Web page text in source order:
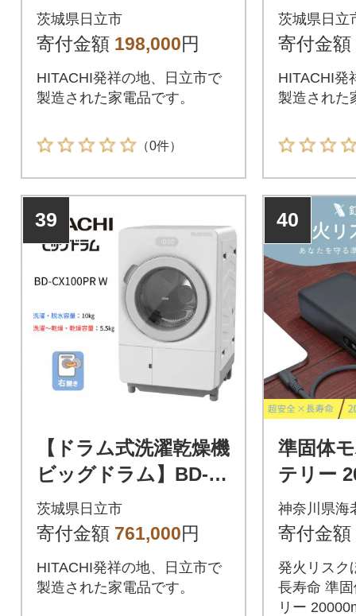
除機PKV-BK50P(C)
茨城県日立市
寄付金額 198,000円
HITACHI発祥の地、日立市で
製造された家電品です。
（0件）
セット
+DES-
茨城県日立
寄付金額
HITACHI発
製造された
39
【ドラム式洗濯乾燥機
ビッグドラム】BD-C
X100P R(W)
茨城県日立市
寄付金額 761,000円
HITACHI発祥の地、日立市で
製造された家電品です。
40
準固体
テリー
モーキ
OT-
神奈川県海
寄付金額
発火リスクほぼ
長寿命 準
リー